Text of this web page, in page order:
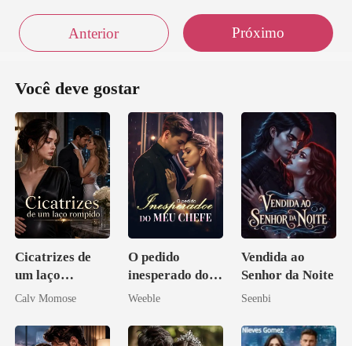
Anterior Próximo
Você deve gostar
Cicatrizes de
um laço
rompido
Calv Momose
O pedido
inesperado do
meu chefe
Weeble
Vendida ao
Senhor da Noite
Seenbi